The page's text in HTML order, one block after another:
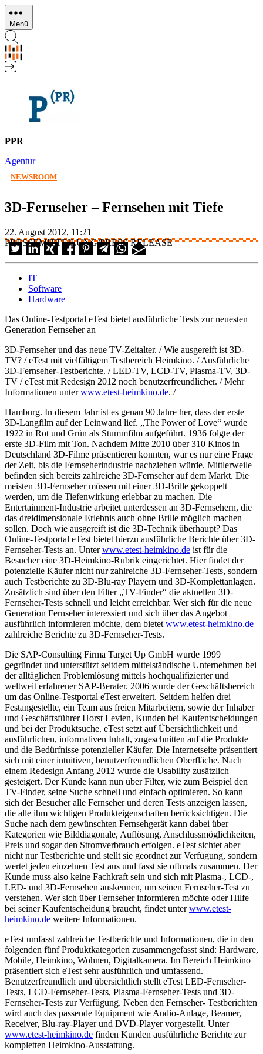
Direkt
zum
Inhalt
Menü
PPR
Agentur
NEWSROOM
3D-Fernseher – Fernsehen mit Tiefe
22. August 2012, 11:21
PRESSEMITTEILUNG/PRESS RELEASE
IT
Software
Hardware
Das Online-Testportal eTest bietet ausführliche Tests zur neuesten
Generation Fernseher an
3D-Fernseher und das neue TV-Zeitalter. / Wie ausgereift ist 3D-
TV? / eTest mit vielfältigem Testbereich Heimkino. / Ausführliche
3D-Fernseher-Testberichte. / LED-TV, LCD-TV, Plasma-TV, 3D-
TV / eTest mit Redesign 2012 noch benutzerfreundlicher. / Mehr
Informationen unterwww.etest-heimkino.de. /
Hamburg. In diesem Jahr ist es genau 90 Jahre her, dass der erste
3D-Langfilm auf der Leinwand lief. „The Power of Love“ wurde
1922 in Rot und Grün als Stummfilm aufgeführt. 1936 folgte der
erste 3D-Film mit Ton. Nachdem Mitte 2010 über 310 Kinos in
Deutschland 3D-Filme präsentieren konnten, war es nur eine Frage
der Zeit, bis die Fernseherindustrie nachziehen würde. Mittlerweile
befinden sich bereits zahlreiche 3D-Fernseher auf dem Markt. Die
meisten 3D-Fernseher müssen mit einer 3D-Brille gekoppelt
werden, um die Tiefenwirkung erlebbar zu machen. Die
Entertainment-Industrie arbeitet unterdessen an 3D-Fernsehern, die
das dreidimensionale Erlebnis auch ohne Brille möglich machen
sollen. Doch wie ausgereift ist die 3D-Technik überhaupt? Das
Online-Testportal eTest bietet hierzu ausführliche Berichte über 3D-
Fernseher-Tests an. Unterwww.etest-heimkino.de ist für die
Besucher eine 3D-Heimkino-Rubrik eingerichtet. Hier findet der
potenzielle Käufer nicht nur zahlreiche 3D-Fernseher-Tests, sondern
auch Testberichte zu 3D-Blu-ray Playern und 3D-Komplettanlagen.
Zusätzlich sind über den Filter „TV-Finder“ die aktuellen 3D-
Fernseher-Tests schnell und leicht erreichbar. Wer sich für die neue
Generation Fernseher interessiert und sich über das Angebot
ausführlich informieren möchte, dem bietet www.etest-heimkino.de
zahlreiche Berichte zu 3D-Fernseher-Tests.
Die SAP-Consulting Firma Target Up GmbH wurde 1999
gegründet und unterstützt seitdem mittelständische Unternehmen bei
der alltäglichen Problemlösung mittels hochqualifizierter und
weltweit erfahrener SAP-Berater. 2006 wurde der Geschäftsbereich
um das Online-Testportal eTest erweitert. Seitdem helfen drei
Festangestellte, ein Team aus freien Mitarbeitern, sowie der Inhaber
und Geschäftsführer Horst Levien, Kunden bei Kaufentscheidungen
und bei der Produktsuche. eTest setzt auf Übersichtlichkeit und
ausführlichen, informativen Inhalt, zugeschnitten auf die Produkte
und die Bedürfnisse potenzieller Käufer. Die Internetseite präsentiert
sich mit einer intuitiven, benutzerfreundlichen Oberfläche. Nach
einem Redesign Anfang 2012 wurde die Usability zusätzlich
gesteigert. Der Kunde kann nun über Filter, wie zum Beispiel den
TV-Finder, seine Suche schnell und einfach optimieren. So kann
sich der Besucher alle Fernseher und deren Tests anzeigen lassen,
die alle ihm wichtigen Produkteigenschaften berücksichtigen. Die
Suche nach dem gewünschten Fernsehgerät kann dabei über
Kategorien wie Bilddiagonale, Auflösung, Anschlussmöglichkeiten,
Preis und sogar den Stromverbrauch erfolgen. eTest sichtet aber
nicht nur Testberichte und stellt sie geordnet zur Verfügung, sondern
wertet jeden einzelnen Test aus und fasst sie oftmals zusammen. Der
Kunde muss also keine Fachkraft sein und sich mit Plasma-, LCD-,
LED- und 3D-Fernsehen auskennen, um seinen Fernseher-Test zu
verstehen. Wer sich über Fernseher informieren möchte oder Hilfe
bei seiner Kaufentscheidung braucht, findet unterwww.etest-
heimkino.de weitere Informationen.
eTest umfasst zahlreiche Testberichte und Informationen, die in den
folgenden fünf Produktkategorien zusammengefasst sind: Hardware,
Mobile, Heimkino, Wohnen, Digitalkamera. Im Bereich Heimkino
präsentiert sich eTest sehr ausführlich und umfassend.
Benutzerfreundlich und übersichtlich stellt eTest LED-Fernseher-
Tests, LCD-Fernseher-Tests, Plasma-Fernseher-Tests und 3D-
Fernseher-Tests zur Verfügung. Neben den Fernseher- Testberichten
wird auch das passende Equipment wie Audio-Anlage, Beamer,
Receiver, Blu-ray-Player und DVD-Player vorgestellt. Unter
www.etest-heimkino.de finden Kunden ausführliche Berichte zur
kompletten Heimkino-Ausstattung.